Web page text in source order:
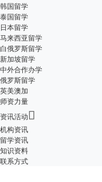
韩国留学
泰国留学
日本留学
马来西亚留学
白俄罗斯留学
新加坡留学
中外合作办学
俄罗斯留学
英美澳加
师资力量
资讯活动
机构资讯
留学资讯
知识资料
联系方式